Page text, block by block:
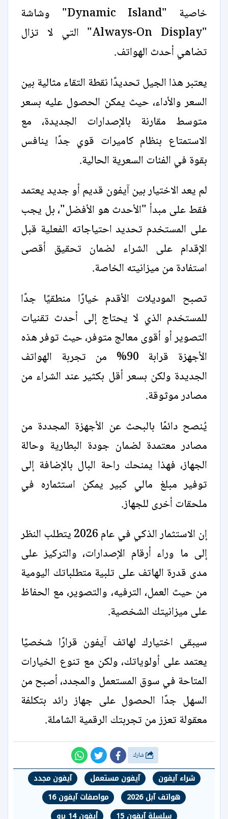
خاصية "Dynamic Island" وشاشة
"Always-On Display" التي لا تزال
تضاهي أحدث الهواتف.
يعتبر هذا الجيل تحديدًا نقطة التقاء مثالية بين
السعر والأداء، حيث يمكن الحصول عليه بسعر
متوسط مقارنة بالإصدارات الجديدة، مع
الاستمتاع بنظام كاميرات قوي جدًا ينافس
بقوة في الفئات السعرية الحالية.
لم يعد الاختيار بين آيفون قديم أو جديد يعتمد
فقط على مبدأ "الأحدث هو الأفضل"، بل يجب
على المستخدم تحديد احتياجاته الفعلية قبل
الإقدام على الشراء لضمان تحقيق أقصى
استفادة من ميزانيته الخاصة.
تصبح الموديلات الأقدم خيارًا منطقيًا جدًا
للمستخدم الذي لا يحتاج إلى أحدث تقنيات
التصوير أو أقوى معالج متوفر، حيث توفر هذه
الأجهزة قرابة 90% من تجربة الهواتف
الجديدة ولكن بسعر أقل بكثير عند الشراء من
مصادر موثوقة.
يُنصح دائمًا بالبحث عن الأجهزة المجددة من
مصادر معتمدة لضمان جودة البطارية وحالة
الجهاز، فهذا يمنحك راحة البال بالإضافة إلى
توفير مبلغ مالي كبير يمكن استثماره في
ملحقات أخرى للجهاز.
إن الاستثمار الذكي في عام 2026 يتطلب النظر
إلى ما وراء أرقام الإصدارات، والتركيز على
مدى قدرة الهاتف على تلبية متطلباتك اليومية
من حيث العمل، الترفيه، والتصوير، مع الحفاظ
على ميزانيتك الشخصية.
سيبقى اختيارك لهاتف آيفون قرارًا شخصيًا
يعتمد على أولوياتك، ولكن مع تنوع الخيارات
المتاحة في سوق المستعمل والمجدد، أصبح من
السهل جدًا الحصول على جهاز رائد بتكلفة
معقولة تعزز من تجربتك الرقمية الشاملة.
شراء آيفون آيفون مستعمل
آيفون مجدد
هواتف آبل 2026
مواصفات آيفون 16